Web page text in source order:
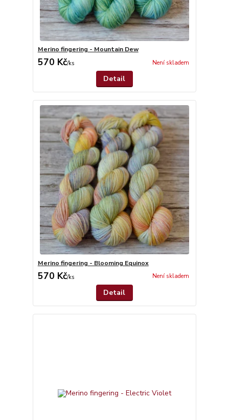
Merino fingering - Mountain Dew
570 Kč/ks Není skladem
Detail
Merino fingering - Blooming Equinox
570 Kč/ks Není skladem
Detail